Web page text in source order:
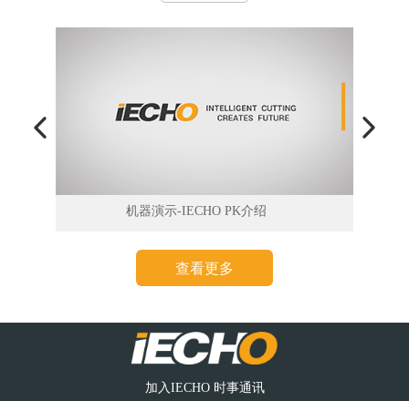
机器演示-IECHO PK介绍
查看更多
加入IECHO 时事通讯